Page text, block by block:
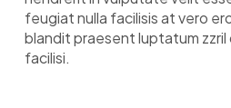
feugiat nulla facilisis at vero
blandit praesent luptatum
facilisi.